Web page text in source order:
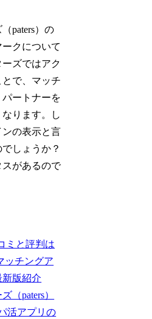
paters）の
クについて
ズではアク
で、マッチ
ートナーを
ります。し
の表示と言
しょうか？
があるので
ミと評判は
ッチングア
版紹介
（paters）
活アプリの